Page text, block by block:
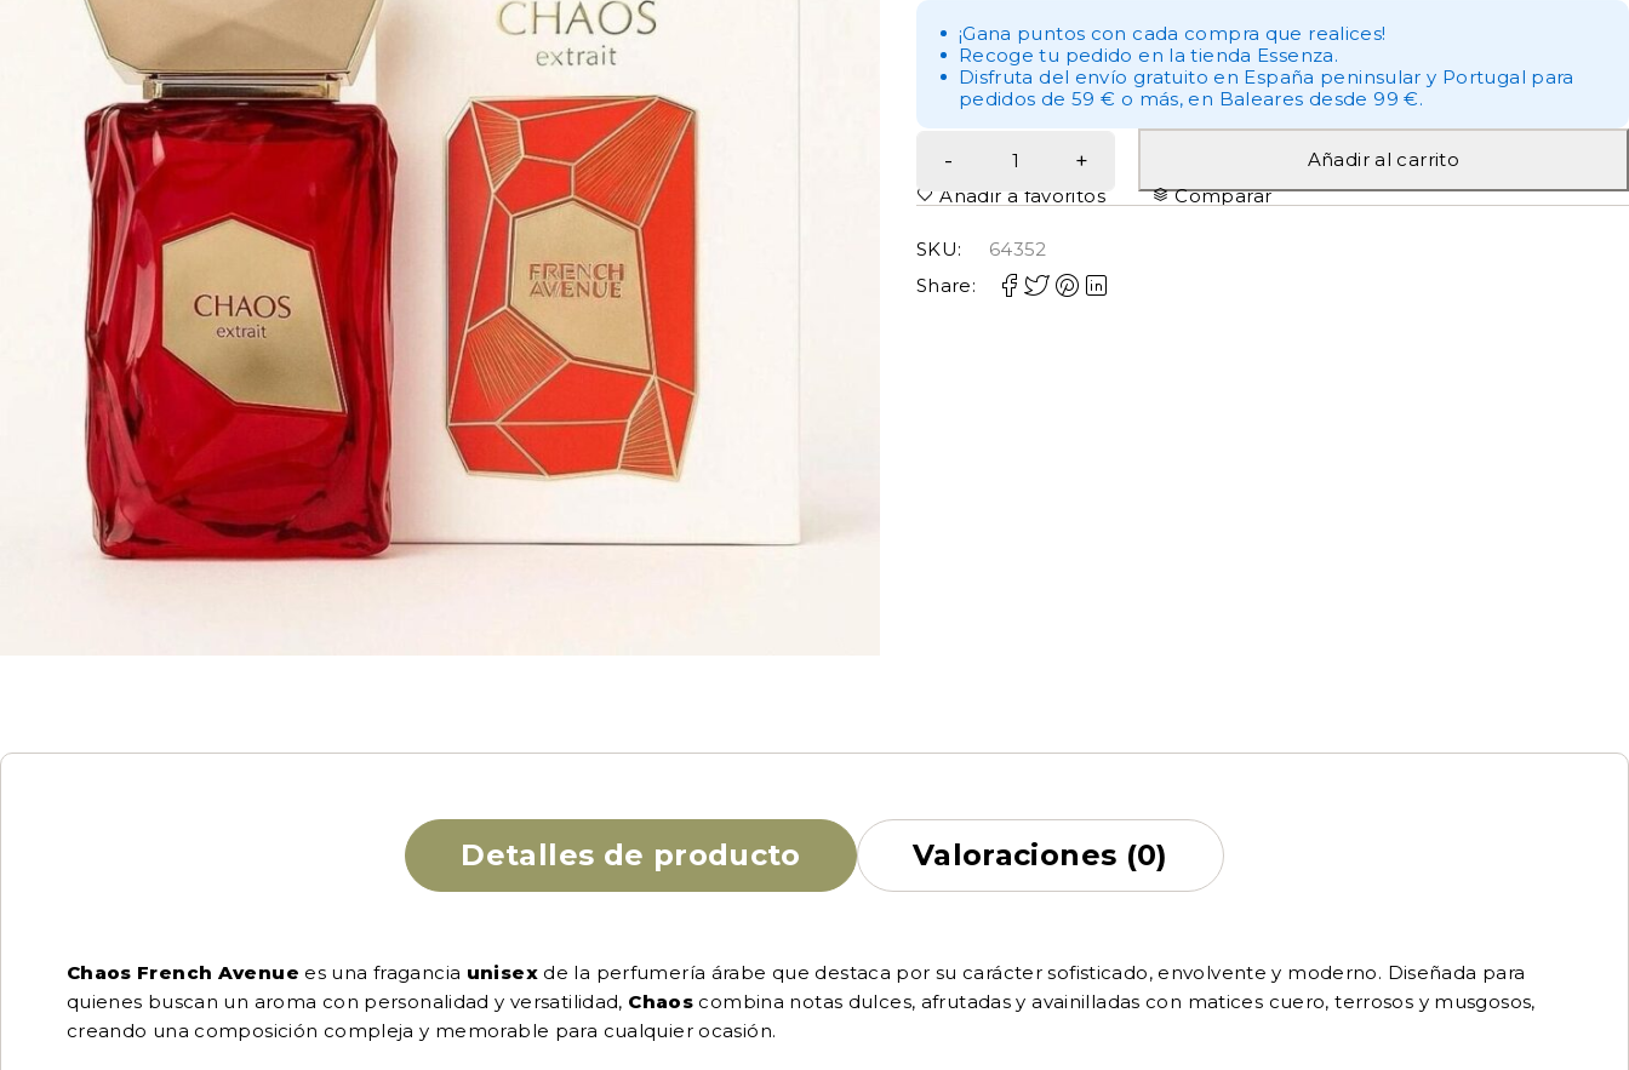
¡Gana puntos con cada compra que realices!
Recoge tu pedido en la tienda Essenza.
Disfruta del envío gratuito en España peninsular y Portugal para
pedidos de 59 € o más, en Baleares desde 99 €.
Añadir al carrito
Añadir a favoritos
Comparar
SKU:
64352
Share:
Detalles de producto Valoraciones (0)
Chaos French Avenue es una fragancia unisexde la perfumería árabe que destaca por su carácter sofisticado, envolvente y moderno. Diseñada para
quienes buscan un aroma con personalidad y versatilidad, Chaos combina notas dulces, afrutadas y avainilladas con matices cuero, terrosos y musgosos,
creando una composición compleja y memorable para cualquier ocasión.